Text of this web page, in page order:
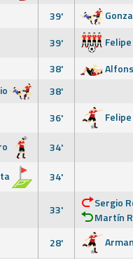
39'
39'
38'
38'
36'
34'
34'
33'
Sergio
Martín
28'